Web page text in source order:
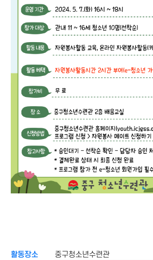
활동장소
중구청소년수련관